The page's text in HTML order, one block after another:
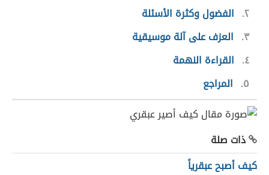
٢ الفضول وكثرة الأسئلة
٣
العزف على آلة موسيقية
٤
القراءة النهمة
٥
المراجع
ذات صلة
كيف أصبح عبقرياً